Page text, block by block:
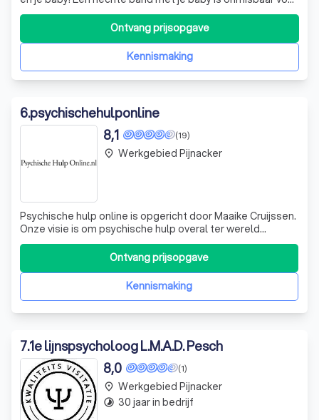
de gezonde ontwikkeling. Naast voeding en slaap heeft je
baby ook jouw veiligheid en bescherming nodig. Goed
reageren op de signalen van je baby geeft je baby
veiligheid en vertrouwen,Kennismaking
Ontvang prijsopgave
6.psychischehulponline
(19)
8,1
Psychische hulp online is opgericht door Maaike Cruijssen.
Onze visie is om psychische hulp overal ter wereld
bereikbaar te maken. Bereikbaar voor mensen die
behoefte hebben aan zorg en zodat psychologen ook
vanuit meerdere locaties kunnen werken. Tijdens
verschillende reizen is het Maaike helder g
Kennismaking
Ontvang prijsopgave
place Werkgebied Pijnacker
7.1e lijnspsycholoog L.M.A.D. Pesch
(1)
8,0
place Werkgebied Pijnacker
timelapse 30 jaar in bedrijf